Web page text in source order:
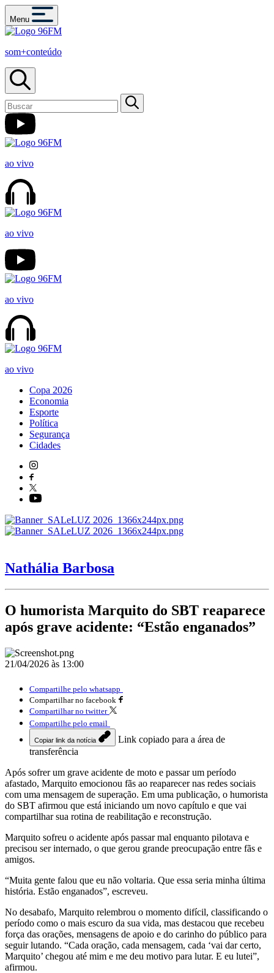
Menu
som+conteúdo
ao vivo
ao vivo
ao vivo
ao vivo
Copa 2026
Economia
Esporte
Política
Segurança
Cidades
Nathália Barbosa
O humorista Marquito do SBT reaparece
após grave acidente: “Estão enganados”
21/04/2026 às 13:00
Compartilhe pelo whatsapp
Compartilhar no facebook
Compartilhar no twitter
Compartilhe pelo email
Copiar link da notícia
Link copiado para a área de
transferência
Após sofrer um grave acidente de moto e passar um período
afastado, Marquito emocionou fãs ao reaparecer nas redes sociais
com uma mensagem de superação. Em uma publicação, o humorista
do SBT afirmou que está iniciando um novo capítulo e que vai
compartilhar sua rotina de reabilitação e reconstrução.
Marquito sofreu o acidente após passar mal enquanto pilotava e
precisou ser internado, o que gerou grande preocupação entre fãs e
amigos.
“Muita gente falou que eu não voltaria. Que essa seria minha última
história. Estão enganados”, escreveu.
No desabafo, Marquito relembrou o momento difícil, classificando o
período como o mais escuro da sua vida, mas destacou que recebeu
força das orações, mensagens de apoio e do carinho do público para
seguir lutando. “Cada oração, cada mensagem, cada ‘vai dar certo,
Marquito’ chegou até mim e me deu motivo para lutar. E eu lutei”,
afirmou.